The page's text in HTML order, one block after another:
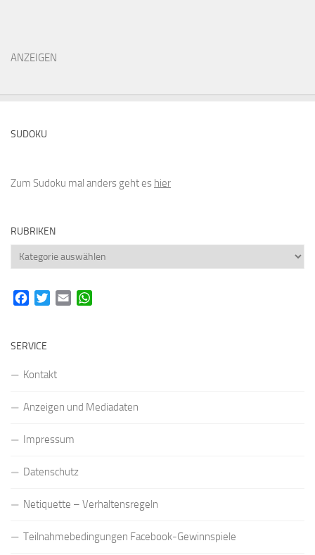
ANZEIGEN
SUDOKU
Zum Sudoku mal anders geht es hier
RUBRIKEN
Rubriken
FacebookTwitterEmail
SERVICE
Kontakt
Anzeigen und Mediadaten
Impressum
Datenschutz
Netiquette – Verhaltensregeln
Teilnahmebedingungen Facebook-Gewinnspiele